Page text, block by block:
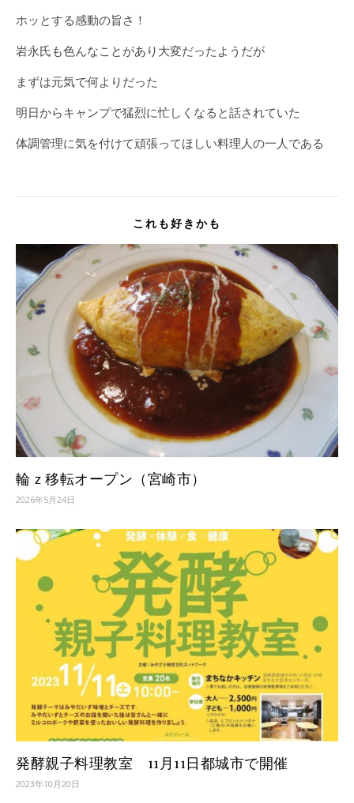
ホッとする感動の旨さ！
岩永氏も色んなことがあり大変だったようだが
まずは元気で何よりだった
明日からキャンプで猛烈に忙しくなると話されていた
体調管理に気を付けて頑張ってほしい料理人の一人である
これも好きかも
輪ｚ移転オープン（宮崎市）
2026年5月24日
発酵親子料理教室 11月11日都城市で開催
2023年10月20日